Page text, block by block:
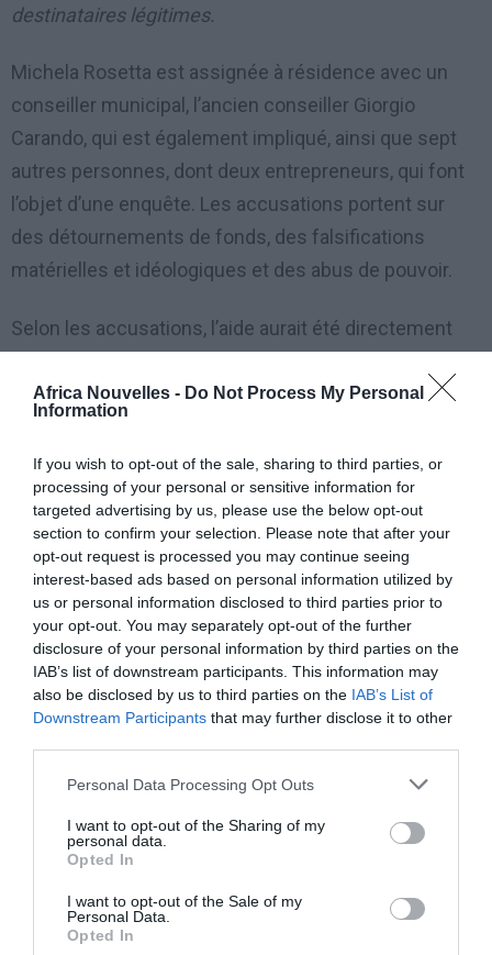
Africa Nouvelles - Do Not Process My Personal
Information
If you wish to opt-out of the sale, sharing to third parties, or
processing of your personal or sensitive information for
targeted advertising by us, please use the below opt-out
section to confirm your selection. Please note that after your
opt-out request is processed you may continue seeing
interest-based ads based on personal information utilized by
us or personal information disclosed to third parties prior to
your opt-out. You may separately opt-out of the further
disclosure of your personal information by third parties on the
IAB’s list of downstream participants. This information may
also be disclosed by us to third parties on the IAB’s List of
Downstream Participants that may further disclose it to other
Personal Data Processing Opt Outs
I want to opt-out of the Sharing of my
personal data.
Opted In
I want to opt-out of the Sale of my
Personal Data.
Opted In
destinataires légitimes.
Michela Rosetta est assignée à résidence avec un
conseiller municipal, l’ancien conseiller Giorgio
Carando, qui est également impliqué, ainsi que sept
autres personnes, dont deux entrepreneurs, qui font
l’objet d’une enquête. Les accusations portent sur
des détournements de fonds, des falsifications
matérielles et idéologiques et des abus de pouvoir.
Selon les accusations, l’aide aurait été directement
destinée aux familles pauvres, mais l’aurait plutôt
revenus supérieurs à 7.000 euros par mois.
Les véritables bénéficiaires des fonds publics, en
matière d’aide alimentaire pour l’urgence Covid,
auraient dû être les personnes âgées non
autosuffisantes, les familles à faibles revenus ou
avec des mineurs ou des enfants handicapés, ou les
étrangers en difficulté.
et des filleuls» et livreraient, à des sujets qu’ils
appréciaient moins et définissaient comme le «
des perdants« .